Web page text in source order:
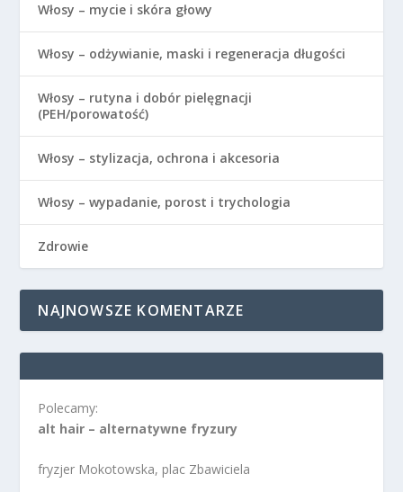
Włosy – mycie i skóra głowy
Włosy – odżywianie, maski i regeneracja długości
Włosy – rutyna i dobór pielęgnacji
(PEH/porowatość)
Włosy – stylizacja, ochrona i akcesoria
Włosy – wypadanie, porost i trychologia
Zdrowie
NAJNOWSZE KOMENTARZE
Polecamy:
alt hair – alternatywne fryzury
fryzjer Mokotowska, plac Zbawiciela